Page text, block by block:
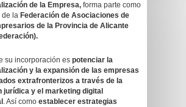
de la Empresa, forma parte como
de la Federación de Asociaciones de
de la Provincia de Alicante
su incorporación es potenciar la
y la expansión de las empresas
extrafronterizos a través de la
jurídica y el marketing digital
. Así como establecer estrategias